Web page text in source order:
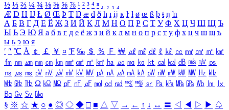
½ ⅓ ⅔ ¼ ¾ ⅛ ⅜ ⅝ ⅞ ¹ ² ³ ⁴ ⁿ ₁ ₂ ₃ ₄
Æ Ð Ħ Ĳ Ł Ø Œ Þ Ŧ Ŋ æ đ ð ħ ı ĳ ĸ ŀ ł ø œ ß þ ŧ ŋ ŉ
А Б В Г Д Е Ё Ж З И Й К Л М Н О П Р С Т У Ф Х Ц Ч Ш Щ Ъ
Ы Ь Э Ю Я а б в г д е ё ж з и й к л м н о п р с т у ф х ц ч ш щ ъ
ы ь э ю я
′ ″ ℃ Å ￠ ￡ ￥ ¤ ℉ ‰ ＄ ％ Ｆ ￦ ㎕ ㎖ ㎗ ℓ ㎘ ㏄ ㎣ ㎤ ㎥ ㎦
㎙ ㎚ ㎛ ㎜ ㎝ ㎞ ㎟ ㎠ ㎡ ㎢ ㏊ ㎍ ㎎ ㎏ ㏏ ㎈ ㎉ ㏈ ㎧ ㎨ ㎰
㎱ ㎲ ㎳ ㎴ ㎵ ㎶ ㎷ ㎸ ㎹ ㎀ ㎁ ㎂ ㎃ ㎄ ㎺ ㎻ ㎽ ㎾ ㎿ ㎐ ㎑
㎒ ㎓ ㎔ Ω ㏀ ㏁ ㎊ ㎋ ㎌ ㏖ ㏅ ㎭ ㎮ ㎯ ㏛ ㎩ ㎪ ㎫ ㎬ ㏝ ㏐
㏓
㏃ ㏉ ㏜ ㏆
§ ※ ☆ ★ ○ ● ◎ ◇ ◆ □ ■ △ ▽ → ← ↑ ↓ ↔ 〓 ◁ ◀ ▷ ▶ ♤